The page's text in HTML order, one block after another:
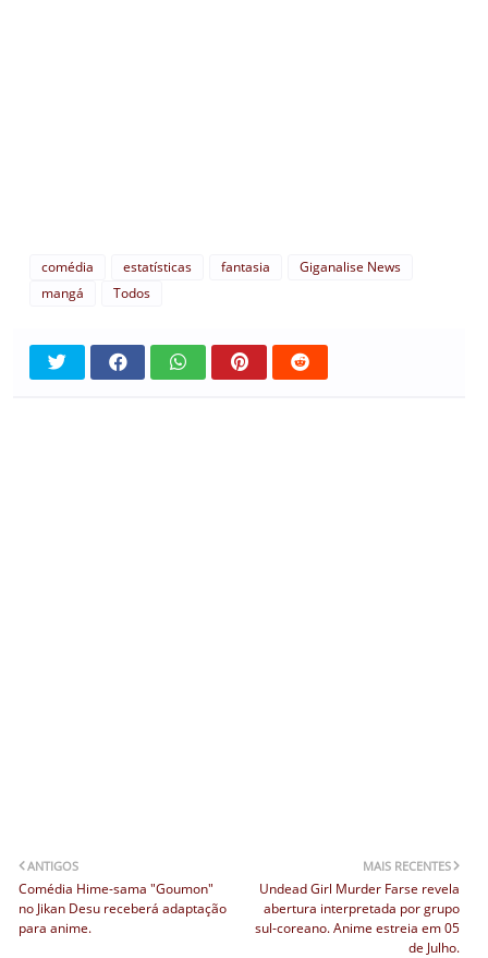
comédia estatísticas fantasia
Giganalise News
mangá
Todos
MAIS RECENTES
Undead Girl Murder Farse revela
abertura interpretada por grupo
sul-coreano. Anime estreia em 05
de Julho.
ANTIGOS
Comédia Hime-sama "Goumon"
no Jikan Desu receberá adaptação
para anime.